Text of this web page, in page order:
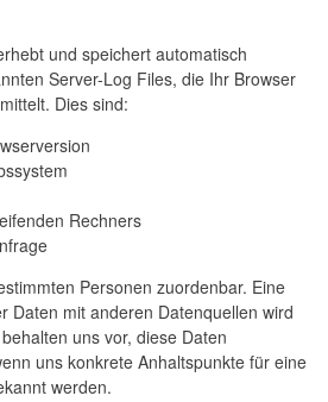
und speichert automatisch
Server-Log Files, die Ihr Browser
Dies sind:
Rechners
Personen zuordenbar. Eine
Daten mit anderen Datenquellen wird
uns vor, diese Daten
uns konkrete Anhaltspunkte für eine
werden.